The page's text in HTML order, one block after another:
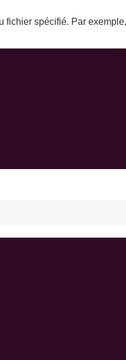
fichier spécifié. Par